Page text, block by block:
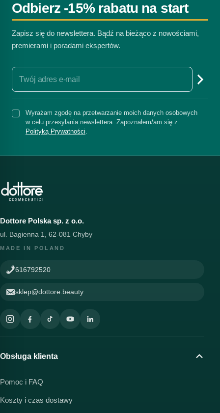
Odbierz -15% rabatu na start
Zapisz się do newslettera. Bądź na bieżąco z nowościami,
premierami i poradami ekspertów.
Wyrażam zgodę na przetwarzanie moich danych osobowych
w celu przesyłania newslettera. Zapoznałem/am się z
Polityką Prywatności.
Dottore Polska sp. z o.o.
ul. Bagienna 1, 62-081 Chyby
MADE IN POLAND
616792520
sklep@dottore.beauty
Obsługa klienta
Pomoc i FAQ
Koszty i czas dostawy